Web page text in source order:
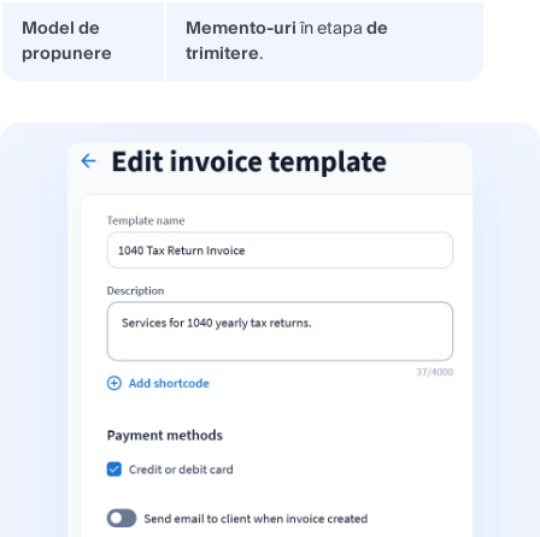
Model de
propunere
Memento-uriîn etapade
trimitere.